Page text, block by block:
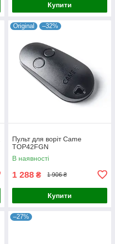
Купити
Original –32%
Пульт для воріт Came
TOP42FGN
В наявності
1 288 ₴ 1 906 ₴
Купити
–27%